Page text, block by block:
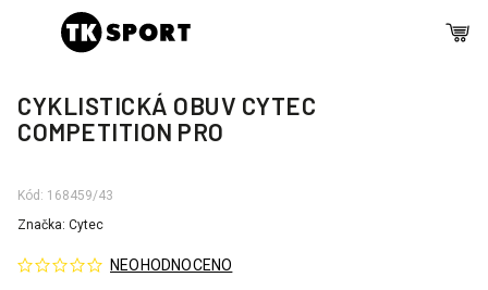
CYKLISTICKÁ OBUV CYTEC
COMPETITION PRO
Kód: 168459/43
NEOHODNOCENO
Značka: Cytec